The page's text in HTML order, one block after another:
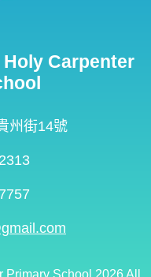
Holy Carpenter
州街14號
Primary School 2026 All